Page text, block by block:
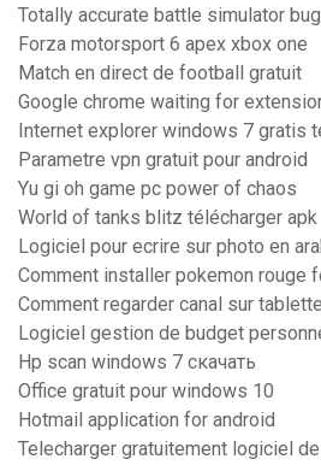
Totally accurate battle simulator bug
Forza motorsport 6 apex xbox one
Match en direct de football gratuit
Google chrome waiting for
Internet explorer windows 7 gratis
Parametre vpn gratuit pour android
Yu gi oh game pc power of chaos
World of tanks blitz télécharger apk
Logiciel pour ecrire sur photo en
Comment installer pokemon rouge
Comment regarder canal sur tablette
Logiciel gestion de budget
Hp scan windows 7 скачать
Office gratuit pour windows 10
Hotmail application for android
Telecharger gratuitement logiciel